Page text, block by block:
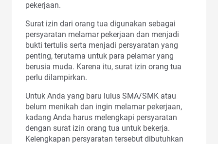
pekerjaan.
Surat izin dari orang tua digunakan sebagai
persyaratan melamar pekerjaan dan menjadi
bukti tertulis serta menjadi persyaratan yang
penting, terutama untuk para pelamar yang
berusia muda. Karena itu, surat izin orang tua
perlu dilampirkan.
Untuk Anda yang baru lulus SMA/SMK atau
belum menikah dan ingin melamar pekerjaan,
kadang Anda harus melengkapi persyaratan
dengan surat izin orang tua untuk bekerja.
Kelengkapan persyaratan tersebut dibutuhkan